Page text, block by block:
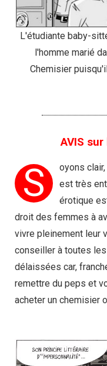
L'étudiante baby-
l'homme marié
Chemisier
AVIS
S oyons
est très
érotique
droit des femmes à
vivre pleinement leur
conseiller à toutes
délaissées car,
remettre du peps et
acheter un chemisier